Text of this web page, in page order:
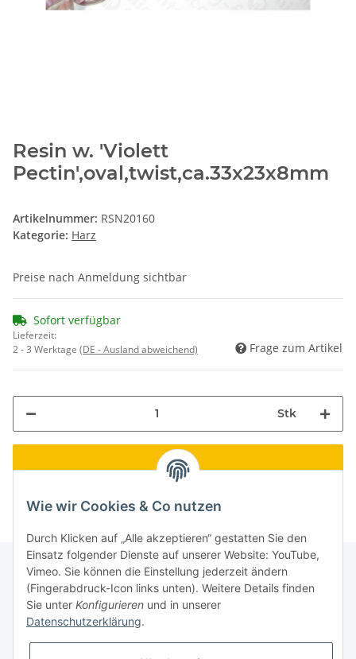
Resin w. 'Violett
Pectin',oval,twist,ca.33x23x8mm
Artikelnummer: RSN20160
Kategorie: Harz
Preise nach Anmeldung sichtbar
Sofort verfügbar
Lieferzeit:
2 - 3 Werktage (DE - Ausland abweichend) Frage zum Artikel
Stk
Informationen
Gesetzliche Informationen
Wie wir Cookies & Co nutzen
Durch Klicken auf „Alle akzeptieren“ gestatten Sie den
Einsatz folgender Dienste auf unserer Website: YouTube,
Vimeo. Sie können die Einstellung jederzeit ändern
(Fingerabdruck-Icon links unten). Weitere Details finden
Sie unter Konfigurieren und in unserer
Datenschutzerklärung.